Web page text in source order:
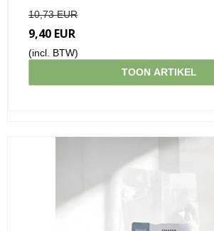
10,73 EUR
9,40 EUR
(incl. BTW)
TOON ARTIKEL